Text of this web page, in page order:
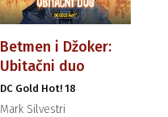
Betmen i Džoker:
Ubitačni duo
DC Gold Hot! 18
Mark Silvestri